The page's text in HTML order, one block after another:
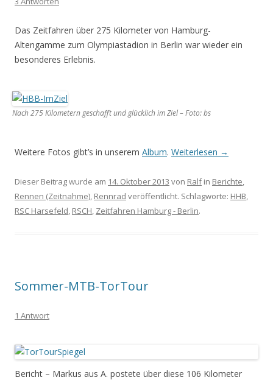
Das Zeitfahren über 275 Kilometer von Hamburg-
Altengamme zum Olympiastadion in Berlin war wieder ein
besonderes Erlebnis.
Nach 275 Kilometern geschafft und glücklich im Ziel – Foto: bs
Weitere Fotos gibt’s in unserem Album. Weiterlesen →
Dieser Beitrag wurde am 14. Oktober 2013 von Ralfin Berichte,
Rennen (Zeitnahme), Rennrad veröffentlicht. Schlagworte: HHB,
RSC Harsefeld, RSCH, Zeitfahren Hamburg - Berlin.
Sommer-MTB-TorTour
1 Antwort
Bericht – Markus aus A. postete über diese 106 Kilometer